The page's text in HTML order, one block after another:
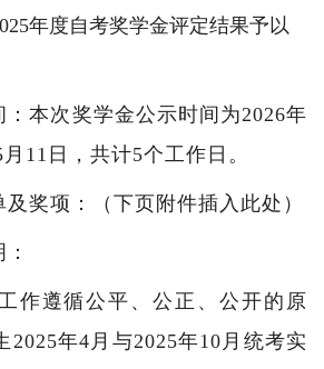
年度自考奖学金评定结果予以
：本次奖学金公示时间为2026年
月 11 日，共计5个工作日。
奖项：（下页附件插入此处）
：
作遵循公平、公正、公开的原
2025年4月与2025年10月统考实